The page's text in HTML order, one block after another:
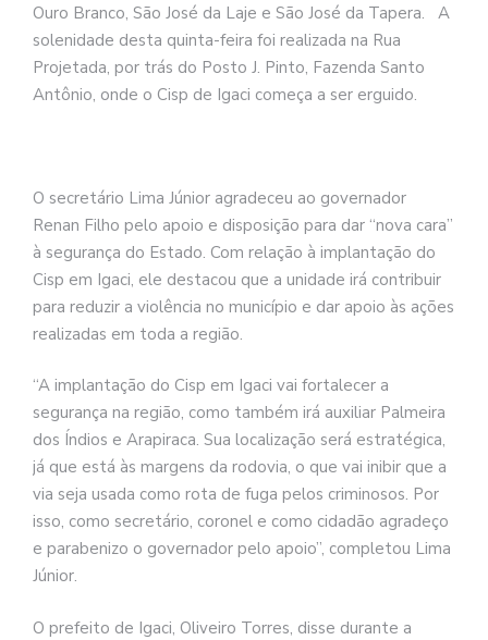
Ouro Branco, São José da Laje e São José da Tapera. A
solenidade desta quinta-feira foi realizada na Rua
Projetada, por trás do Posto J. Pinto, Fazenda Santo
Antônio, onde o Cisp de Igaci começa a ser erguido.
O secretário Lima Júnior agradeceu ao governador
Renan Filho pelo apoio e disposição para dar “nova cara”
à segurança do Estado. Com relação à implantação do
Cisp em Igaci, ele destacou que a unidade irá contribuir
para reduzir a violência no município e dar apoio às ações
realizadas em toda a região.
“A implantação do Cisp em Igaci vai fortalecer a
segurança na região, como também irá auxiliar Palmeira
dos Índios e Arapiraca. Sua localização será estratégica,
já que está às margens da rodovia, o que vai inibir que a
via seja usada como rota de fuga pelos criminosos. Por
isso, como secretário, coronel e como cidadão agradeço
e parabenizo o governador pelo apoio”, completou Lima
Júnior.
O prefeito de Igaci, Oliveiro Torres, disse durante a